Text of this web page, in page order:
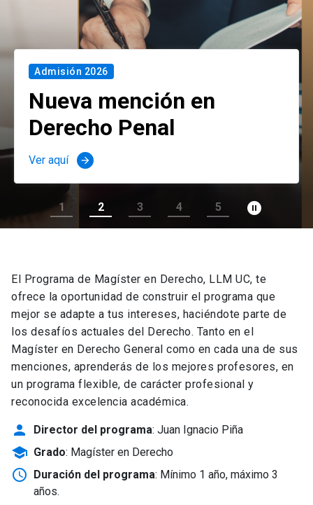
Admisión 2026
Nueva mención en
Derecho Penal
Ver aquí arrow_forward
1 2 3 4 5 pause_circle_filled
El Programa de Magíster en Derecho, LLM UC, te
ofrece la oportunidad de construir el programa que
mejor se adapte a tus intereses, haciéndote parte de
los desafíos actuales del Derecho. Tanto en el
Magíster en Derecho General como en cada una de sus
menciones, aprenderás de los mejores profesores, en
un programa flexible, de carácter profesional y
reconocida excelencia académica.
person Director del programa: Juan Ignacio Piña
school Grado: Magíster en Derecho
schedule Duración del programa: Mínimo 1 año, máximo 3
años.